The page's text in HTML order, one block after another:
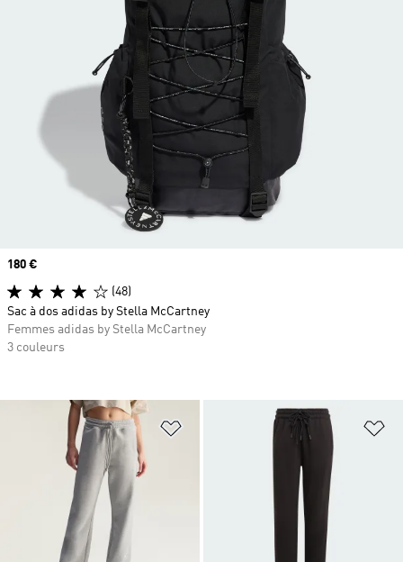
Ajouter à la Liste de produits
Prix
180 €
(48)
Sac à dos adidas by Stella McCartney
Femmes adidas by Stella McCartney
3 couleurs